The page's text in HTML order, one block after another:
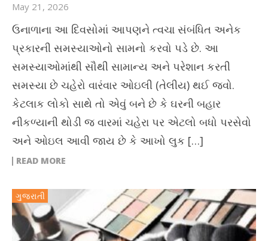
May 21, 2026
ઉનાળાના આ દિવસોમાં આપણને ત્વચા સંબંધિત અનેક
પ્રકારની સમસ્યાઓનો સામનો કરવો પડે છે. આ
સમસ્યાઓમાંથી સૌથી સામાન્ય અને પરેશાન કરતી
સમસ્યા છે ચહેરો વારંવાર ઓઇલી (તેલીય) થઈ જવો.
કેટલાક લોકો સાથે તો એવું બને છે કે ઘરની બહાર
નીકળ્યાની થોડી જ વારમાં ચહેરા પર એટલો બધો પરસેવો
અને ઓઇલ આવી જાય છે કે આખો લુક […]
READ MORE
ગુજરાતી